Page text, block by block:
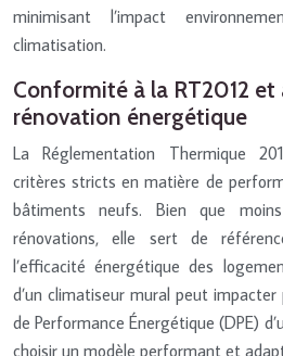
minimisant l’impact
climatisation.
Conformité à la RT2012 et
rénovation énergétique
La Réglementation Thermique
critères stricts en matière de
bâtiments neufs. Bien que
rénovations, elle sert de
l’efficacité énergétique des
d’un climatiseur mural peut
de Performance Énergétique (DPE)
choisir un modèle performant et